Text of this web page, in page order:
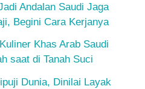
Andalan Saudi Jaga
Begini Cara Kerjanya
Khas Arab Saudi
saat di Tanah Suci
Dunia, Dinilai Layak